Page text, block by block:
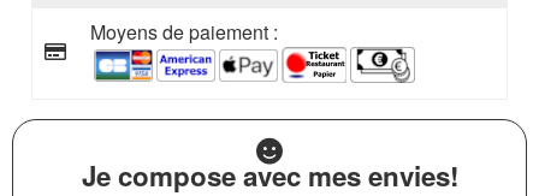
Moyens de paiement :
Je compose avec mes envies!